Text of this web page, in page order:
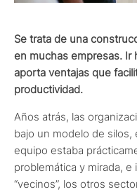
Se trata de una
en muchas empresas. Ir
aporta ventajas que
productividad.
Años atrás, las
bajo un modelo de
equipo estaba
problemática y mirada,
“vecinos”, los otros